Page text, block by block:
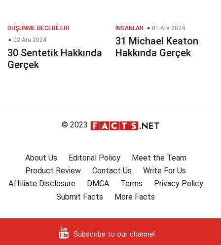
DÜŞÜNME BECERILERI
02 Ara 2024
30 Sentetik Hakkında
Gerçek
İNSANLAR 01 Ara 2024
31 Michael Keaton
Hakkında Gerçek
© 2023
About Us Editorial Policy
Meet the Team
Product Review
Contact Us
Write For Us
Affiliate Disclosure
DMCA Terms
Privacy Policy
Submit Facts
More Facts
Subscribe to our channel